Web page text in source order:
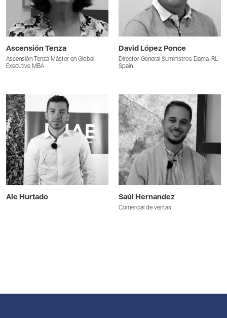
Ascensión Tenza
Ascensión Tenza Máster en Global
Executive MBA
David López Ponce
Director General Suministros Dama-RL
Spain
Ale Hurtado Saúl Hernandez
Comercial de ventas